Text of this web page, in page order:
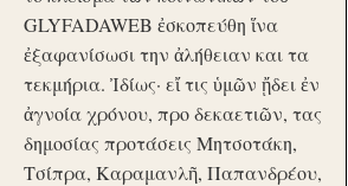
GLYFADAWEB ἐσκοπεύθη ἵνα
ἐξαφανίσωσι την ἀλήθειαν και τα
τεκμήρια. Ἰδίως· εἴ τις ὑμῶν ᾔδει ἐν
ἀγνοία χρόνου, προ δεκαετιῶν, τας
δημοσίας προτάσεις Μητσοτάκη,
Τσίπρα, Καραμανλῆ, Παπανδρέου,